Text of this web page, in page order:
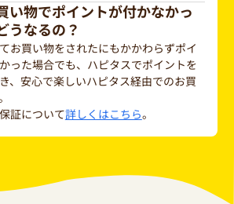
い物でポイントが付かなかっ
うなるの？
お買い物をされたにもかかわらずポイ
った場合でも、ハピタスでポイントを
、安心で楽しいハピタス経由でのお買
証について詳しくはこちら。